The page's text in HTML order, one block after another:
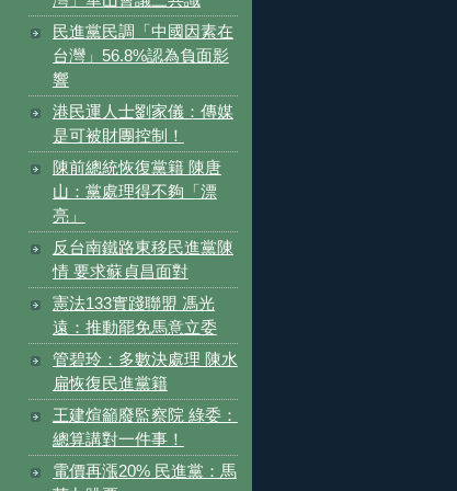
民進黨民調「中國因素在
台灣」56.8%認為負面影
響
港民運人士劉家儀：傳媒
是可被財團控制！
陳前總統恢復黨籍 陳唐
山：黨處理得不夠「漂
亮」
反台南鐵路東移民進黨陳
情 要求蘇貞昌面對
憲法133實踐聯盟 馮光
遠：推動罷免馬意立委
管碧玲：多數決處理 陳水
扁恢復民進黨籍
王建煊籲廢監察院 綠委：
總算講對一件事！
電價再漲20% 民進黨：馬